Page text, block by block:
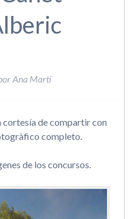
Ana Martí
cortesía de compartir con
completo.
de los concursos.